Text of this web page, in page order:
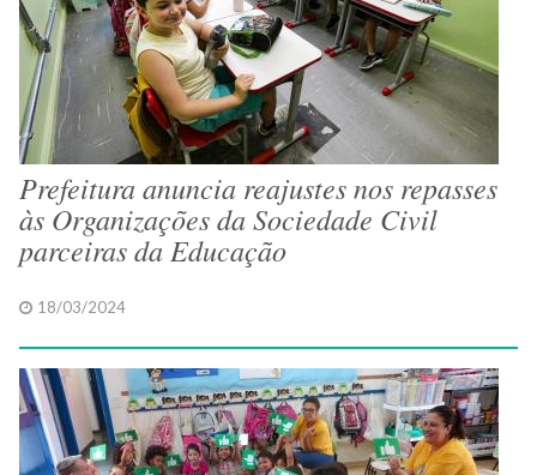
Prefeitura anuncia reajustes nos repasses
às Organizações da Sociedade Civil
parceiras da Educação
18/03/2024